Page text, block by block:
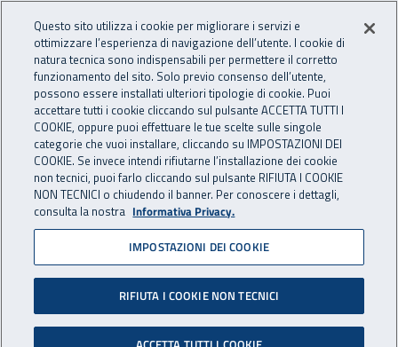
INAIL - Istituto Nazionale
Apri cerca
Navigazione principale
Navigazione - Ti trovi in:
Home Inail comunica Pubblicazioni Catalogo generale
Il dodicesimo rapporto Inail
– Regioni sulle malattie
professionali
Il dodicesimo rapporto Inail-Regioni sulle
malattie professionali, riferito agli anni 2021-
Questo sito utilizza i cookie per migliorare i servizi e
ottimizzare l’esperienza di navigazione dell’utente. I cookie di
natura tecnica sono indispensabili per permettere il corretto
funzionamento del sito. Solo previo consenso dell’utente,
possono essere installati ulteriori tipologie di cookie. Puoi
accettare tutti i cookie cliccando sul pulsante ACCETTA TUTTI I
COOKIE, oppure puoi effettuare le tue scelte sulle singole
categorie che vuoi installare, cliccando su IMPOSTAZIONI DEI
COOKIE. Se invece intendi rifiutarne l’installazione dei cookie
non tecnici, puoi farlo cliccando sul pulsante RIFIUTA I COOKIE
NON TECNICI o chiudendo il banner. Per conoscere i dettagli,
consulta la nostra Informativa Privacy.
IMPOSTAZIONI DEI COOKIE
RIFIUTA I COOKIE NON TECNICI